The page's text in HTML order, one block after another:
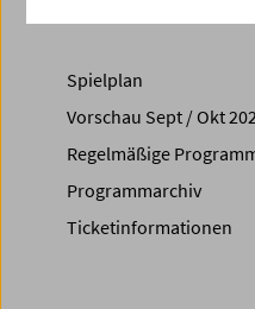
Spielplan
Vorschau Sept / Okt
Regelmäßige
Programmarchiv
Ticketinformationen